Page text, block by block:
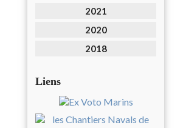
2021
2020
2018
Liens